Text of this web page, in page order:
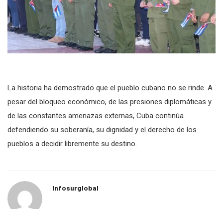
La historia ha demostrado que el pueblo cubano no se rinde. A
pesar del bloqueo económico, de las presiones diplomáticas y
de las constantes amenazas externas, Cuba continúa
defendiendo su soberanía, su dignidad y el derecho de los
pueblos a decidir libremente su destino.
Infosurglobal